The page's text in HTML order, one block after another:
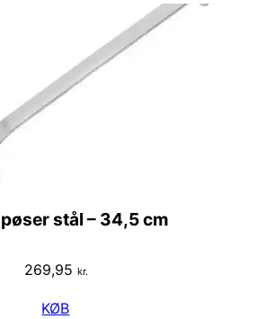
stål – 34,5 cm
269,95 kr.
KØB